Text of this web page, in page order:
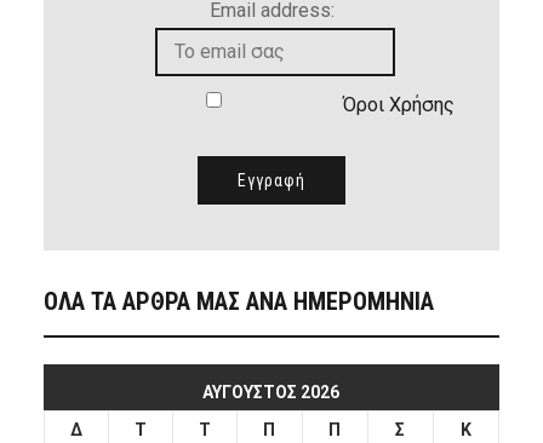
Email address:
Όροι Χρήσης
ΟΛΑ ΤΑ ΑΡΘΡΑ ΜΑΣ ΑΝΑ ΗΜΕΡΟΜΗΝΙΑ
ΑΎΓΟΥΣΤΟΣ 2026
Δ
Τ Τ Π Π Σ Κ